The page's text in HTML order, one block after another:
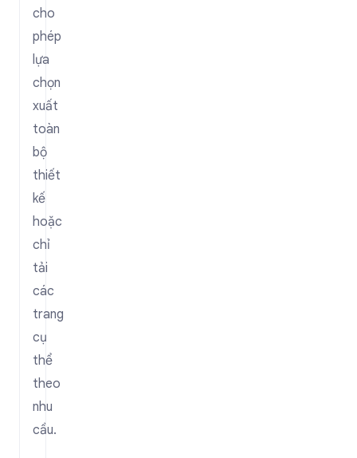
cho
phép
lựa
chọn
xuất
toàn
bộ
thiết
kế
hoặc
chỉ
tải
các
trang
cụ
thể
theo
nhu
cầu.